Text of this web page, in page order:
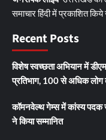
समाचार हिंदी में प्रकाशित किये
Recent Posts
विशेष स्वच्छता अभियान में
प्रतिभाग, 100 से अधिक लोग
कॉमनवेल्थ गेम्स में कांस्य पदक
ने किया सम्मानित